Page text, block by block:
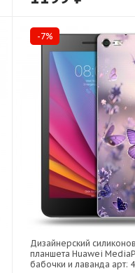
-7%
Дизайнерский
планшета Huawei
бабочки и лаванда арт: